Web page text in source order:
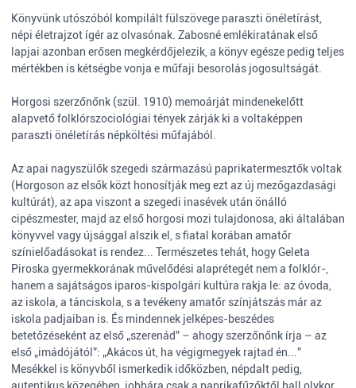
Könyvünk utószóból kompilált fülszövege paraszti önéletírást,
népi életrajzot ígér az olvasónak. Zabosné emlékiratának első
lapjai azonban erősen megkérdőjelezik, a könyv egésze pedig teljes
mértékben is kétségbe vonja e műfaji besorolás jogosultságát.
Horgosi szerzőnőnk (szül. 1910) memoárját mindenekelőtt
alapvető folklórszociológiai tények zárják ki a voltaképpen
paraszti önéletírás népköltési műfajából.
Az apai nagyszülők szegedi származású paprikatermesztők voltak
(Horgoson az elsők közt honosítják meg ezt az új mezőgazdasági
kultúrát), az apa viszont a szegedi inasévek után önálló
cipészmester, majd az első horgosi mozi tulajdonosa, aki általában
könyvvel vagy újsággal alszik el, s fiatal korában amatőr
színielőadásokat is rendez... Természetes tehát, hogy Geleta
Piroska gyermekkorának művelődési alaprétegét nem a folklór-,
hanem a sajátságos iparos-kispolgári kultúra rakja le: az óvoda,
az iskola, a tánciskola, s a tevékeny amatőr színjátszás már az
iskola padjaiban is. És mindennek jelképes-beszédes
betetőzéseként az első „szerenád” – ahogy szerzőnőnk írja – az
első „imádójától”: „Akácos út, ha végigmegyek rajtad én...”
Mesékkel is könyvből ismerkedik időközben, népdalt pedig,